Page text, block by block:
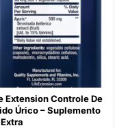
Extension Controle De
Úrico – Suplemento